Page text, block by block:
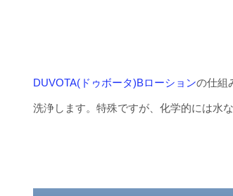
DUVOTA(ドゥボータ)Bローションの仕組
洗浄します。特殊ですが、化学的には水